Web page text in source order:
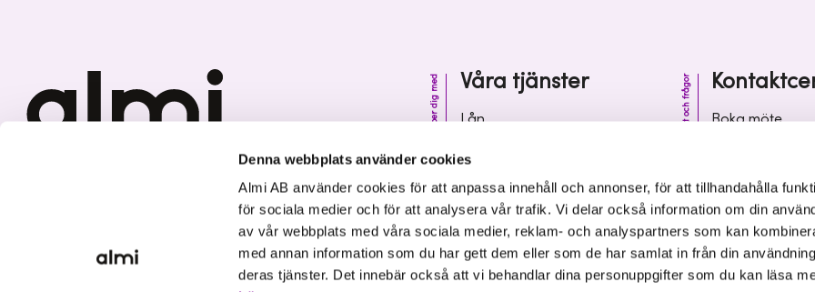
Denna webbplats använder cookies
Almi AB använder cookies för att anpassa innehåll och annonser, för att tillhandahålla
för sociala medier och för att analysera vår trafik. Vi delar också information om din
av vår webbplats med våra sociala medier, reklam- och analyspartners som kan
med annan information som du har gett dem eller som de har samlat in från din
deras tjänster. Det innebär också att vi behandlar dina personuppgifter som du kan läsa
Våra tjänster
Vi hjälper dig med
Lån
Affärsutveckling
Kunskap och inspiration
Kontakt och frågor
Boka möte
Vanliga frågor